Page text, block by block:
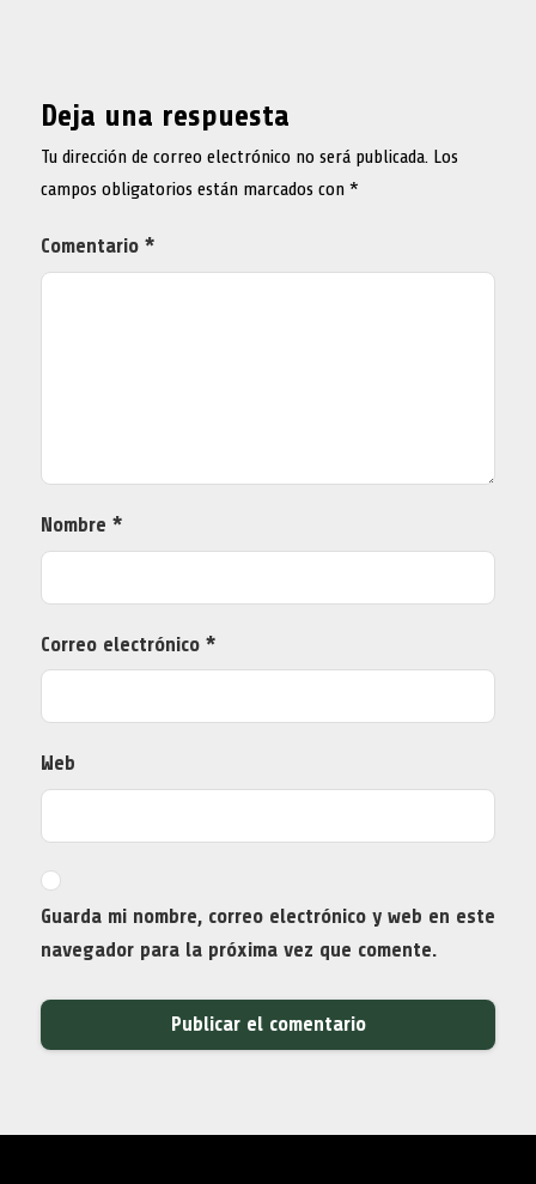
Deja una respuesta
Tu dirección de correo electrónico no será publicada. Los
campos obligatorios están marcados con *
Comentario *
Nombre *
Correo electrónico *
Web
Guarda mi nombre, correo electrónico y web en este
navegador para la próxima vez que comente.